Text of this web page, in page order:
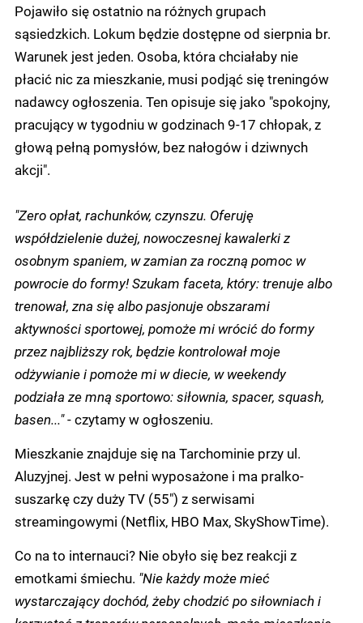
Pojawiło się ostatnio na różnych grupach
sąsiedzkich. Lokum będzie dostępne od sierpnia br.
Warunek jest jeden. Osoba, która chciałaby nie
płacić nic za mieszkanie, musi podjąć się treningów
nadawcy ogłoszenia. Ten opisuje się jako "spokojny,
pracujący w tygodniu w godzinach 9-17 chłopak, z
głową pełną pomysłów, bez nałogów i dziwnych
akcji".
"Zero opłat, rachunków, czynszu. Oferuję
współdzielenie dużej, nowoczesnej kawalerki z
osobnym spaniem, w zamian za roczną pomoc w
powrocie do formy! Szukam faceta, który: trenuje albo
trenował, zna się albo pasjonuje obszarami
aktywności sportowej, pomoże mi wrócić do formy
przez najbliższy rok, będzie kontrolował moje
odżywianie i pomoże mi w diecie, w weekendy
podziała ze mną sportowo: siłownia, spacer, squash,
basen..."- czytamy w ogłoszeniu.
Mieszkanie znajduje się na Tarchominie przy ul.
Aluzyjnej. Jest w pełni wyposażone i ma pralko-
suszarkę czy duży TV (55") z serwisami
streamingowymi (Netflix, HBO Max, SkyShowTime).
Co na to internauci? Nie obyło się bez reakcji z
emotkami śmiechu. "Nie każdy może mieć
wystarczający dochód, żeby chodzić po siłowniach i